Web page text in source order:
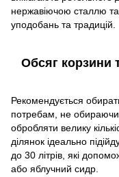
нержавіючою сталлю
уподобань та традицій.
Обсяг корзини
Рекомендується
потребам, не
обробляти велику
ділянок ідеально
до 30 літрів, які
або яблучний сидр.